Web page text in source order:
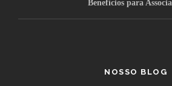
Benefícios para
NOSSO BLOG